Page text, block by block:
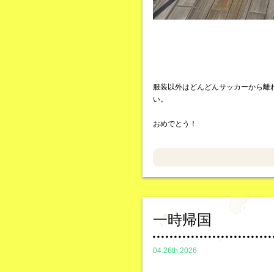
服装以外はどんどんサッカーから
い。
おめでとう！
一時帰国
04.26th,2026